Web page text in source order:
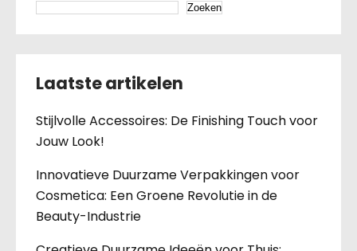
Zoeken
Laatste artikelen
Stijlvolle Accessoires: De Finishing Touch voor
Jouw Look!
Innovatieve Duurzame Verpakkingen voor
Cosmetica: Een Groene Revolutie in de
Beauty-Industrie